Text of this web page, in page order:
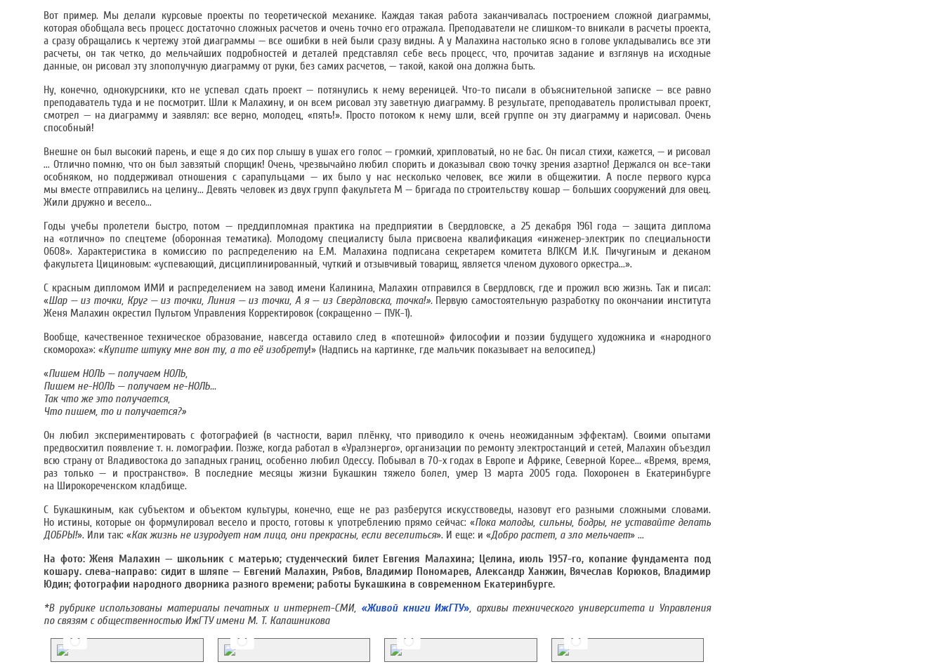
Вот пример. Мы делали курсовые проекты по теоретической механике. Каждая такая работа заканчивалась построением сложной диаграммы,
которая обобщала весь процесс достаточно сложных расчетов и очень точно его отражала. Преподаватели не слишком-то вникали в расчеты проекта,
а сразу обращались к чертежу этой диаграммы — все ошибки в ней были сразу видны. А у Малахина настолько ясно в голове укладывались все эти
расчеты, он так четко, до мельчайших подробностей и деталей представлял себе весь процесс, что, прочитав задание и взглянув на исходные
данные, он рисовал эту злополучную диаграмму от руки, без самих расчетов, — такой, какой она должна быть.
Ну, конечно, однокурсники, кто не успевал сдать проект — потянулись к нему вереницей. Что-то писали в объяснительной записке — все равно
преподаватель туда и не посмотрит. Шли к Малахину, и он всем рисовал эту заветную диаграмму. В результате, преподаватель пролистывал проект,
смотрел — на диаграмму и заявлял: все верно, молодец, «пять!». Просто потоком к нему шли, всей группе он эту диаграмму и нарисовал. Очень
способный!
Внешне он был высокий парень, и еще я до сих пор слышу в ушах его голос — громкий, хрипловатый, но не бас. Он писал стихи, кажется, — и рисовал
... Отлично помню, что он был завзятый спорщик! Очень, чрезвычайно любил спорить и доказывал свою точку зрения азартно! Держался он все-таки
особняком, но поддерживал отношения с сарапульцами — их было у нас несколько человек, все жили в общежитии. А после первого курса
мы вместе отправились на целину... Девять человек из двух групп факультета М — бригада по строительству кошар — больших сооружений для овец.
Жили дружно и весело...
Годы учебы пролетели быстро, потом — преддипломная практика на предприятии в Свердловске, а 25 декабря 1961 года — защита диплома
на «отлично» по спецтеме (оборонная тематика). Молодому специалисту была присвоена квалификация «инженер-электрик по специальности
0608». Характеристика в комиссию по распределению на Е.М. Малахина подписана секретарем комитета ВЛКСМ И.К. Пичугиным и деканом
факультета Цициновым: «успевающий, дисциплинированный, чуткий и отзывчивый товарищ, является членом духового оркестра...».
С красным дипломом ИМИ и распределением на завод имени Калинина, Малахин отправился в Свердловск, где и прожил всю жизнь. Так и писал:
«Шар — из точки, Круг — из точки, Линия — из точки, А я — из Свердловска, точка!».Первую самостоятельную разработку по окончании института
Женя Малахин окрестил Пультом Управления Корректировок (сокращенно — ПУК-1).
Вообще, качественное техническое образование, навсегда оставило след в «потешной» философии и поэзии будущего художника и «народного
скомороха»: «Купите штуку мне вон ту, а то её изобрету!» (Надпись на картинке, где мальчик показывает на велосипед.)
«Пишем НОЛЬ — получаем НОЛЬ,
Пишем не-НОЛЬ — получаем не-НОЛЬ...
Так что же это получается,
Что пишем, то и получается?»
Он любил экспериментировать с фотографией (в частности, варил плёнку, что приводило к очень неожиданным эффектам). Своими опытами
предвосхитил появление т. н. ломографии. Позже, когда работал в «Уралэнерго», организации по ремонту электростанций и сетей, Малахин объездил
всю страну от Владивостока до западных границ, особенно любил Одессу. Побывал в 70-х годах в Европе и Африке, Северной Корее... «Время, время,
раз только — и пространство». В последние месяцы жизни Букашкин тяжело болел, умер 13 марта 2005 года. Похоронен в Екатеринбурге
на Широкореченском кладбище.
С Букашкиным, как субъектом и объектом культуры, конечно, еще не раз разберутся искусствоведы, назовут его разными сложными словами.
Но истины, которые он формулировал весело и просто, готовы к употреблению прямо сейчас: «Пока молоды, сильны, бодры, не уставайте делать
ДОБРЫ!». Или так: «Как жизнь не изуродует нам лица, они прекрасны, если веселиться». И еще: и «Добро растет, а зло мельчает» ...
На фото: Женя Малахин — школьник с матерью; студенческий билет Евгения Малахина; Целина, июль 1957-го, копание фундамента под
кошару. слева-направо: сидит в шляпе — Евгений Малахин, Рябов, Владимир Пономарев, Александр Ханжин, Вячеслав Корюков, Владимир
Юдин; фотографии народного дворника разного времени; работы Букашкина в современном Екатеринбурге.
*В рубрике использованы материалы печатных и интернет-СМИ, «Живой книги ИжГТУ», архивы технического университета и Управления
по связям с общественностью ИжГТУ имени М. Т. Калашникова